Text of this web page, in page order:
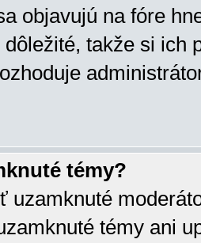
objavujú na fóre
takže si ich
témy?
uzamknuté
témy ani